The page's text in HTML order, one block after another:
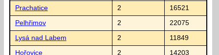
Prachatice 2 16521
Pelhřimov 2 22075
Lysá nad Labem 2 11849
Hořovice 2 14203